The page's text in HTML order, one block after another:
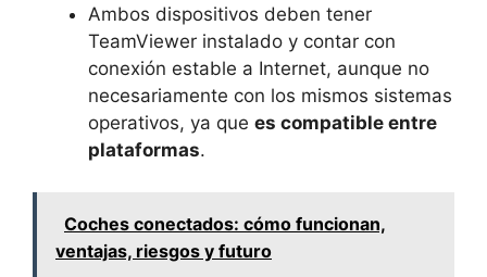
Ambos dispositivos deben tener
TeamViewer instalado y contar con
conexión estable a Internet, aunque no
necesariamente con los mismos sistemas
operativos, ya que es compatible entre
plataformas.
Coches conectados: cómo funcionan,
ventajas, riesgos y futuro